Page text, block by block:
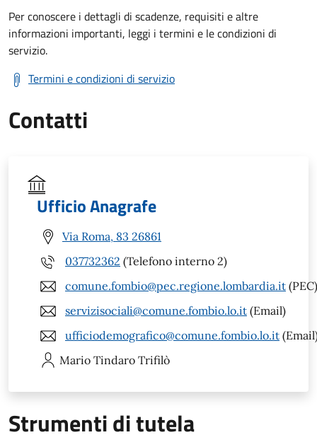
Per conoscere i dettagli di scadenze, requisiti e altre
informazioni importanti, leggi i termini e le condizioni di
servizio.
Termini e condizioni di servizio
Contatti
Ufficio Anagrafe
Via Roma, 83 26861
037732362 (Telefono interno 2)
comune.fombio@pec.regione.lombardia.it (PEC)
servizisociali@comune.fombio.lo.it (Email)
ufficiodemografico@comune.fombio.lo.it
Mario Tindaro Trifilò
Strumenti di tutela